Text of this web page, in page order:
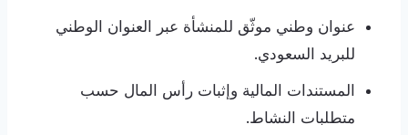
عنوان وطني موثّق للمنشأة عبر العنوان الوطني
للبريد السعودي.
المستندات المالية وإثبات رأس المال حسب
متطلبات النشاط.